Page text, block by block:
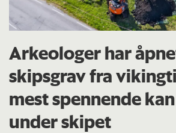
Arkeologer har
skipsgrav fra
mest spennende
under skipet